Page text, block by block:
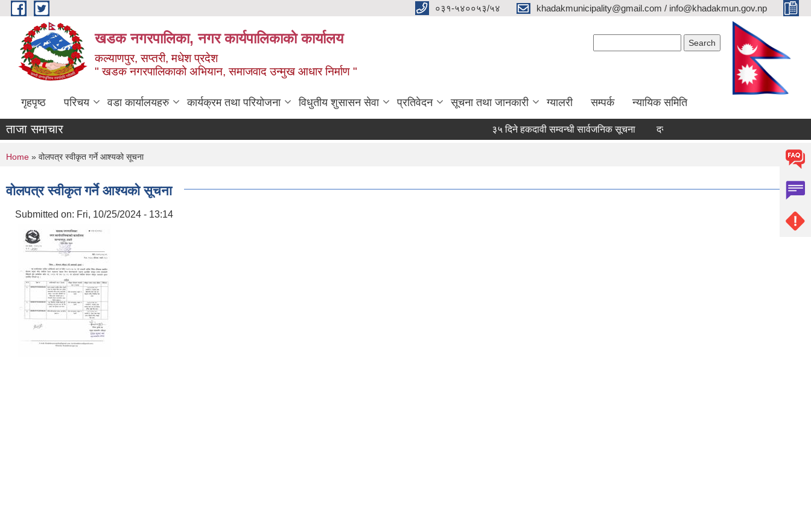
Skip to main content ०३१-५४००५३/५४ khadakmunicipality@gmail.com / info@khadakmun.gov.np
खडक नगरपालिका, नगर कार्यपालिकाकाे कार्यालय
कल्याणपुर, सप्तरी, मधेश प्रदेश
" खडक नगरपालिकाको अभियान, समाजवाद उन्मुख आधार निर्माण "
गृहपृष्ठ परिचय वडा कार्यालयहरु कार्यक्रम तथा परियोजना विधुतीय शुसासन सेवा प्रतिवेदन सूचना तथा जानकारी ग्यालरी सम्पर्क न्यायिक समिति
ताजा समाचार ३५ दिने हकदावी सम्वन्धी सार्वजनिक सूचना दरभाउपत्र स्वीकृत गर्ने आश्यको सूचना
You are here
Home » वोलपत्र स्वीकृत गर्ने आश्यको सूचना
वोलपत्र स्वीकृत गर्ने आश्यको सूचना
Submitted on: Fri, 10/25/2024 - 13:14